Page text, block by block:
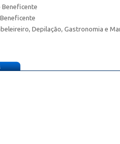
Beneficente
Depilação, Gastronomia e